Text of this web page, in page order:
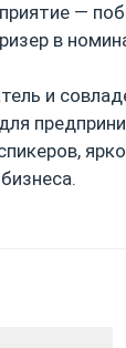
—
в
и